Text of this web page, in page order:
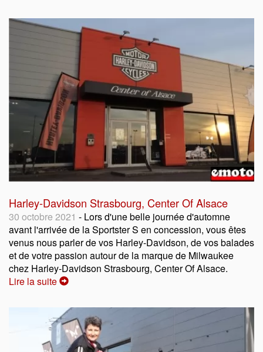
Harley-Davidson Strasbourg, Center Of Alsace
30 octobre 2021 - Lors d'une belle journée d'automne
avant l'arrivée de la Sportster S en concession, vous êtes
venus nous parler de vos Harley-Davidson, de vos balades
et de votre passion autour de la marque de Milwaukee
chez Harley-Davidson Strasbourg, Center Of Alsace.
Lire la suite